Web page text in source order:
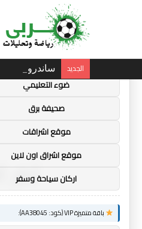
الجديد ساندرو
تم
توصيات :
باقة متميزة VIP (كود: AA35872):
ضوء التعليمي
صحيفة برق
موقع اشراقات
موقع اشراق اون لاين
اركان سياحة وسفر
باقة متميزة VIP (كود: AA38045):